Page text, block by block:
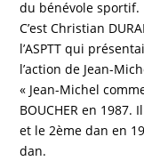
du bénévole sportif.
C’est Christian
l’ASPTT qui
l’action de Jean-
« Jean-Michel
BOUCHER en
et le 2ème dan en
dan.